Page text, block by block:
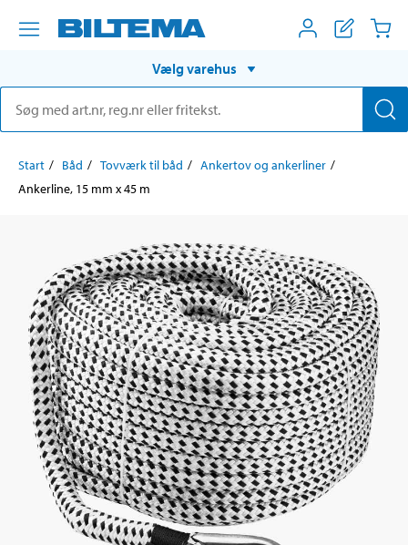
Vælg varehus
Start Båd Tovværk til båd
Ankertov og ankerliner
Ankerline, 15 mm x 45 m